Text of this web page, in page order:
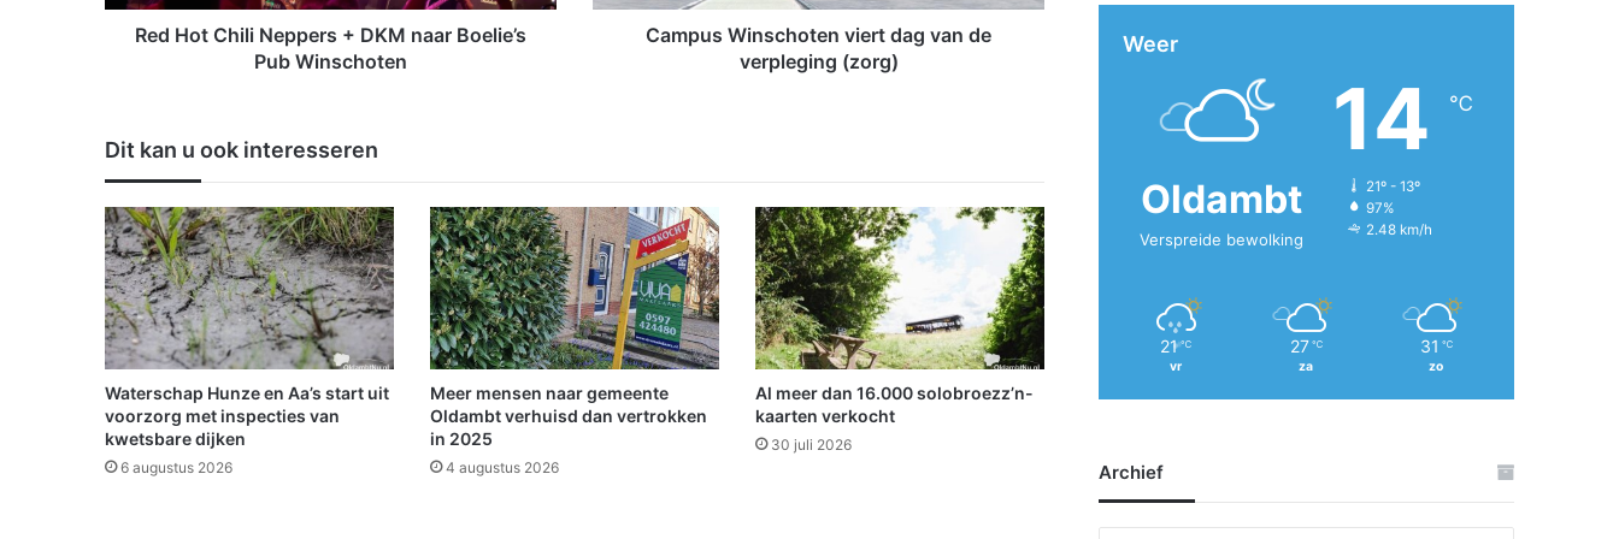
i
p
e
r
s
+
D
K
M
n
a
a
r
B
Red Hot Chili Neppers + DKM naar Boelie’s
Pub Winschoten
n
n
v
i
e
r
t
d
a
g
v
Campus Winschoten viert dag van de
verpleging (zorg)
Dit kan u ook interesseren
Waterschap Hunze en Aa’s start uit
voorzorg met inspecties van
kwetsbare dijken
6 augustus 2026
Meer mensen naar gemeente
Oldambt verhuisd dan vertrokken
in 2025
4 augustus 2026
Al meer dan 16.000 solobroezz’n-
kaarten verkocht
30 juli 2026
Weer
Oldambt
Verspreide bewolking
14 ℃
21º - 13º
97%
2.48 km/h
21 ℃
vr
27 ℃
za
31 ℃
zo
Archief